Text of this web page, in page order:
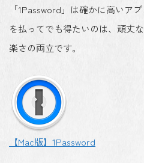
「1Password」は確かに高いア
を払ってでも得たいのは、頑丈
楽さの両立です。
【Mac版】1Password